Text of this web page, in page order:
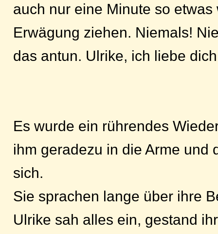
auch nur eine Minute so
Erwägung ziehen. Niemals!
das antun. Ulrike, ich liebe
Es wurde ein rührendes
ihm geradezu in die Arme und
sich.
Sie sprachen lange über ihre
Ulrike sah alles ein, gestand